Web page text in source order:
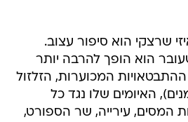
שרצקי הוא סיפור עצוב.
הוא הופך להרבה יותר
המכוערות, הזלזול
האיומים שלו נגד כל
המסים, עירייה, שר הספורט,